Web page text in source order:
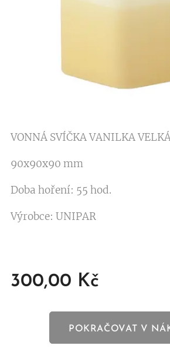
VONNÁ SVÍČKA VANILKA
90x90x90 mm
Doba hoření: 55 hod.
Výrobce: UNIPAR
300,00 Kč
POKRAČOVAT V